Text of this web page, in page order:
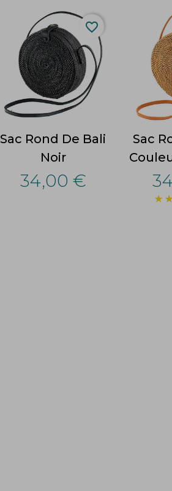
Sac Rond De Bali
Noir
34,00 €
favorite_border
Sac